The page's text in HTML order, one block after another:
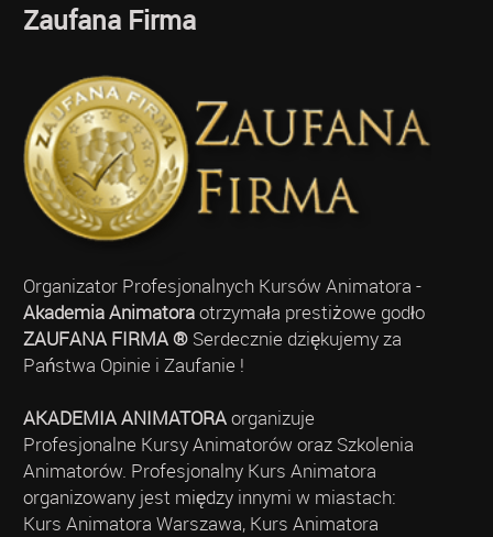
Zaufana Firma
Organizator Profesjonalnych Kursów Animatora -
Akademia Animatoraotrzymała prestiżowe godło
ZAUFANA FIRMA ®Serdecznie dziękujemy za
Państwa Opinie i Zaufanie !
AKADEMIA ANIMATORAorganizuje
Profesjonalne Kursy Animatorów oraz Szkolenia
Animatorów. Profesjonalny Kurs Animatora
organizowany jest między innymi w miastach:
Kurs Animatora Warszawa, Kurs Animatora